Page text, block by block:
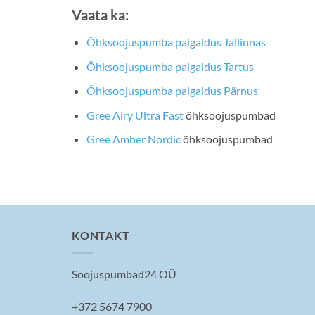
Vaata ka:
Õhksoojuspumba paigaldus Tallinnas
Õhksoojuspumba paigaldus Tartus
Õhksoojuspumba paigaldus Pärnus
Gree Airy Ultra Fastõhksoojuspumbad
Gree Amber Nordicõhksoojuspumbad
KONTAKT
Soojuspumbad24 OÜ
+372 5674 7900